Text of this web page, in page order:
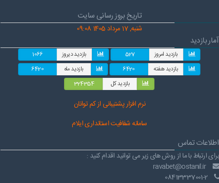
تاریخ بروز رسانی سایت
شنبه, 17 مرداد 1405 09:08
آمار بازدید
بازدید امروز 527 بازدید دیروز
1066
بازدید هفته
6420 بازدید ماه
6420
بازدید کل
324354
نرم افزار پشتیبانی از کم توانان
سامانه شفافیت استانداری ایلام
اطلاعات تماس
برای ارتباط با ما از روش های زیر می توانید اقدام کنید :
ravabet@ostanil.ir